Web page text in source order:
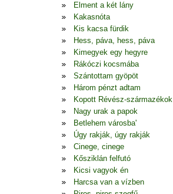
Elment a két lány
Kakasnóta
Kis kacsa fürdik
Hess, páva, hess, páva
Kimegyek egy hegyre
Rákóczi kocsmába
Szántottam gyöpöt
Három pénzt adtam
Kopott Révész-származékok
Nagy urak a papok
Betlehem városba'
Úgy rakják, úgy rakják
Cinege, cinege
Kősziklán felfutó
Kicsi vagyok én
Harcsa van a vízben